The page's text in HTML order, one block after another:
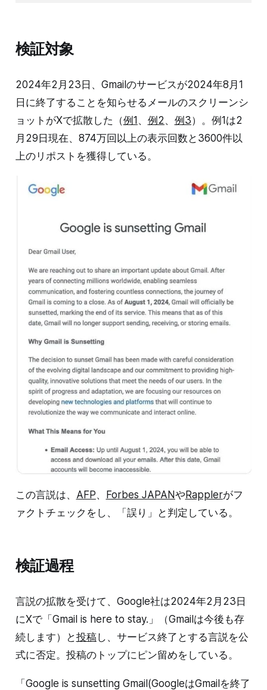
検証対象
2024年2月23日、Gmailのサービスが2024年8月1
日に終了することを知らせるメールのスクリーンシ
ョットがXで拡散した（例1 、 例2、 例3）。例1は2
月29日現在、874万回以上の表示回数と3600件以
上のリポストを獲得している。
この言説は、 AFP、 Forbes JAPANやRapplerがフ
ァクトチェックをし、「誤り」と判定している。
検証過程
言説の拡散を受けて、Google社は2024年2月23日
にXで「Gmail is here to stay.」（Gmailは今後も存
続します）と投稿し、サービス終了とする言説を公
式に否定。投稿のトップにピン留めをしている。
「Google is sunsetting Gmail(GoogleはGmailを終了